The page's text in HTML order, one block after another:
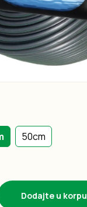
50cm
Dodajte u korpu